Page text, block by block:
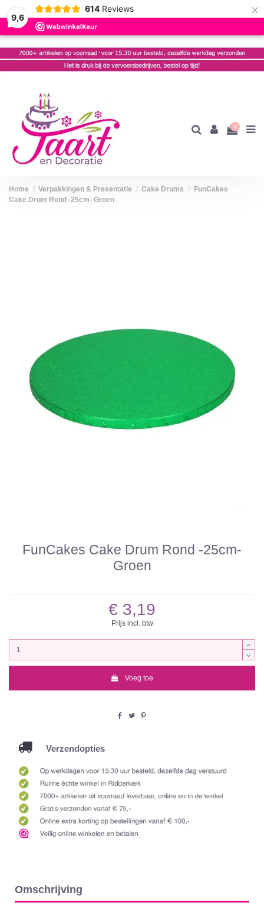
9,6
614 Reviews ×
0
Home Verpakkingen & Presentatie Cake Drums
FunCakes
Cake Drum Rond -25cm- Groen
FunCakes Cake Drum Rond -25cm-
Groen
€ 3,19
Prijs incl. btw
Voeg toe
Verzendopties
Omschrijving